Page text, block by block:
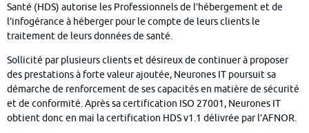
Santé (HDS) autorise les Professionnels de l’hébergement et de
l’infogérance à héberger pour le compte de leurs clients le
traitement de leurs données de santé.
Sollicité par plusieurs clients et désireux de continuer à proposer
des prestations à forte valeur ajoutée, Neurones IT poursuit sa
démarche de renforcement de ses capacités en matière de sécurité
et de conformité. Après sa certification ISO 27001, Neurones IT
obtient donc en mai la certification HDS v1.1 délivrée par l’AFNOR.